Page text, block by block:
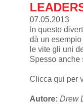
07.05.2013
In questo
dà un
le vite gli uni
Spesso anche
Clicca qui per
Autore: Drew